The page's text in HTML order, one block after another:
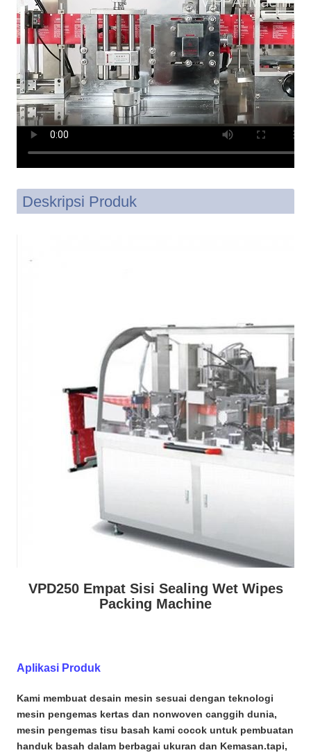
Deskripsi Produk
VPD250 Empat Sisi Sealing Wet Wipes
Packing Machine
Aplikasi Produk
Kami membuat desain mesin sesuai dengan teknologi
mesin pengemas kertas dan nonwoven canggih dunia,
mesin pengemas tisu basah kami cocok untuk pembuatan
handuk basah dalam berbagai ukuran dan Kemasan.tapi,